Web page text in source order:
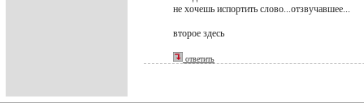
не хочешь испортить слово...отзвучавшее...
второе здесь
ответить